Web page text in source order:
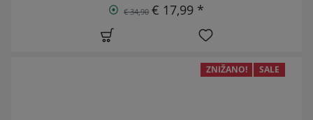
€ 34,90 € 17,99 *
ZNIŽANO! SALE